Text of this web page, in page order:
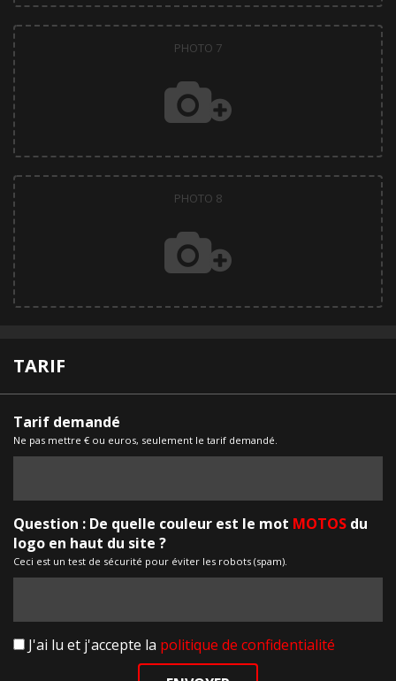
PHOTO 7
PHOTO 8
TARIF
Tarif demandé
Ne pas mettre € ou euros, seulement le tarif demandé.
Question : De quelle couleur est le mot MOTOS du
logo en haut du site ?
Ceci est un test de sécurité pour éviter les robots (spam).
J'ai lu et j'accepte la politique de confidentialité